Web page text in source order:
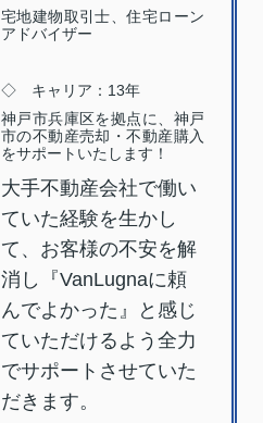
宅地建物取引士、住宅ローン
アドバイザー
◇ キャリア：13年
神戸市兵庫区を拠点に、神戸
市の不動産売却・不動産購入
をサポートいたします！
大手不動産会社で働い
ていた経験を生かし
て、お客様の不安を解
消し『VanLugnaに頼
んでよかった』と感じ
ていただけるよう全力
でサポートさせていた
だきます。